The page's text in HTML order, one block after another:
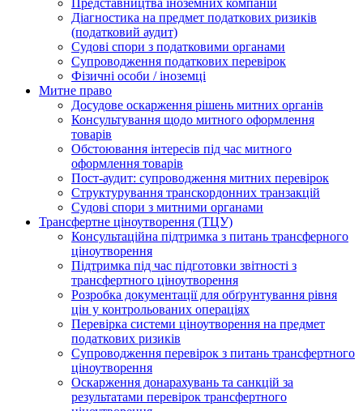
Представництва іноземних компаній
Діагностика на предмет податкових ризиків
(податковий аудит)
Судові спори з податковими органами
Супроводження податкових перевірок
Фізичні особи / іноземці
Митне право
Досудове оскарження рішень митних органів
Консультування щодо митного оформлення
товарів
Обстоювання інтересів під час митного
оформлення товарів
Пост-аудит: супроводження митних перевірок
Структурування транскордонних транзакцій
Судові спори з митними органами
Трансфертне ціноутворення (ТЦУ)
Консультаційна підтримка з питань трансферного
ціноутворення
Підтримка під час підготовки звітності з
трансфертного ціноутворення
Розробка документації для обґрунтування рівня
цін у контрольованих операціях
Перевірка системи ціноутворення на предмет
податкових ризиків
Супроводження перевірок з питань трансфертного
ціноутворення
Оскарження донарахувань та санкцій за
результатами перевірок трансфертного